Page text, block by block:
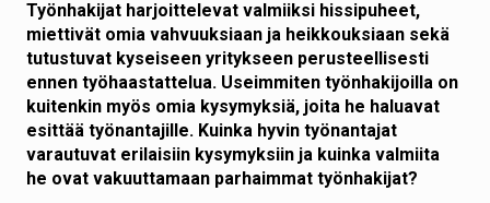
Työnhakijat harjoittelevat valmiiksi hissipuheet,
miettivät omia vahvuuksiaan ja heikkouksiaan sekä
tutustuvat kyseiseen yritykseen perusteellisesti
ennen työhaastattelua. Useimmiten työnhakijoilla on
kuitenkin myös omia kysymyksiä, joita he haluavat
esittää työnantajille. Kuinka hyvin työnantajat
varautuvat erilaisiin kysymyksiin ja kuinka valmiita
he ovat vakuuttamaan parhaimmat työnhakijat?